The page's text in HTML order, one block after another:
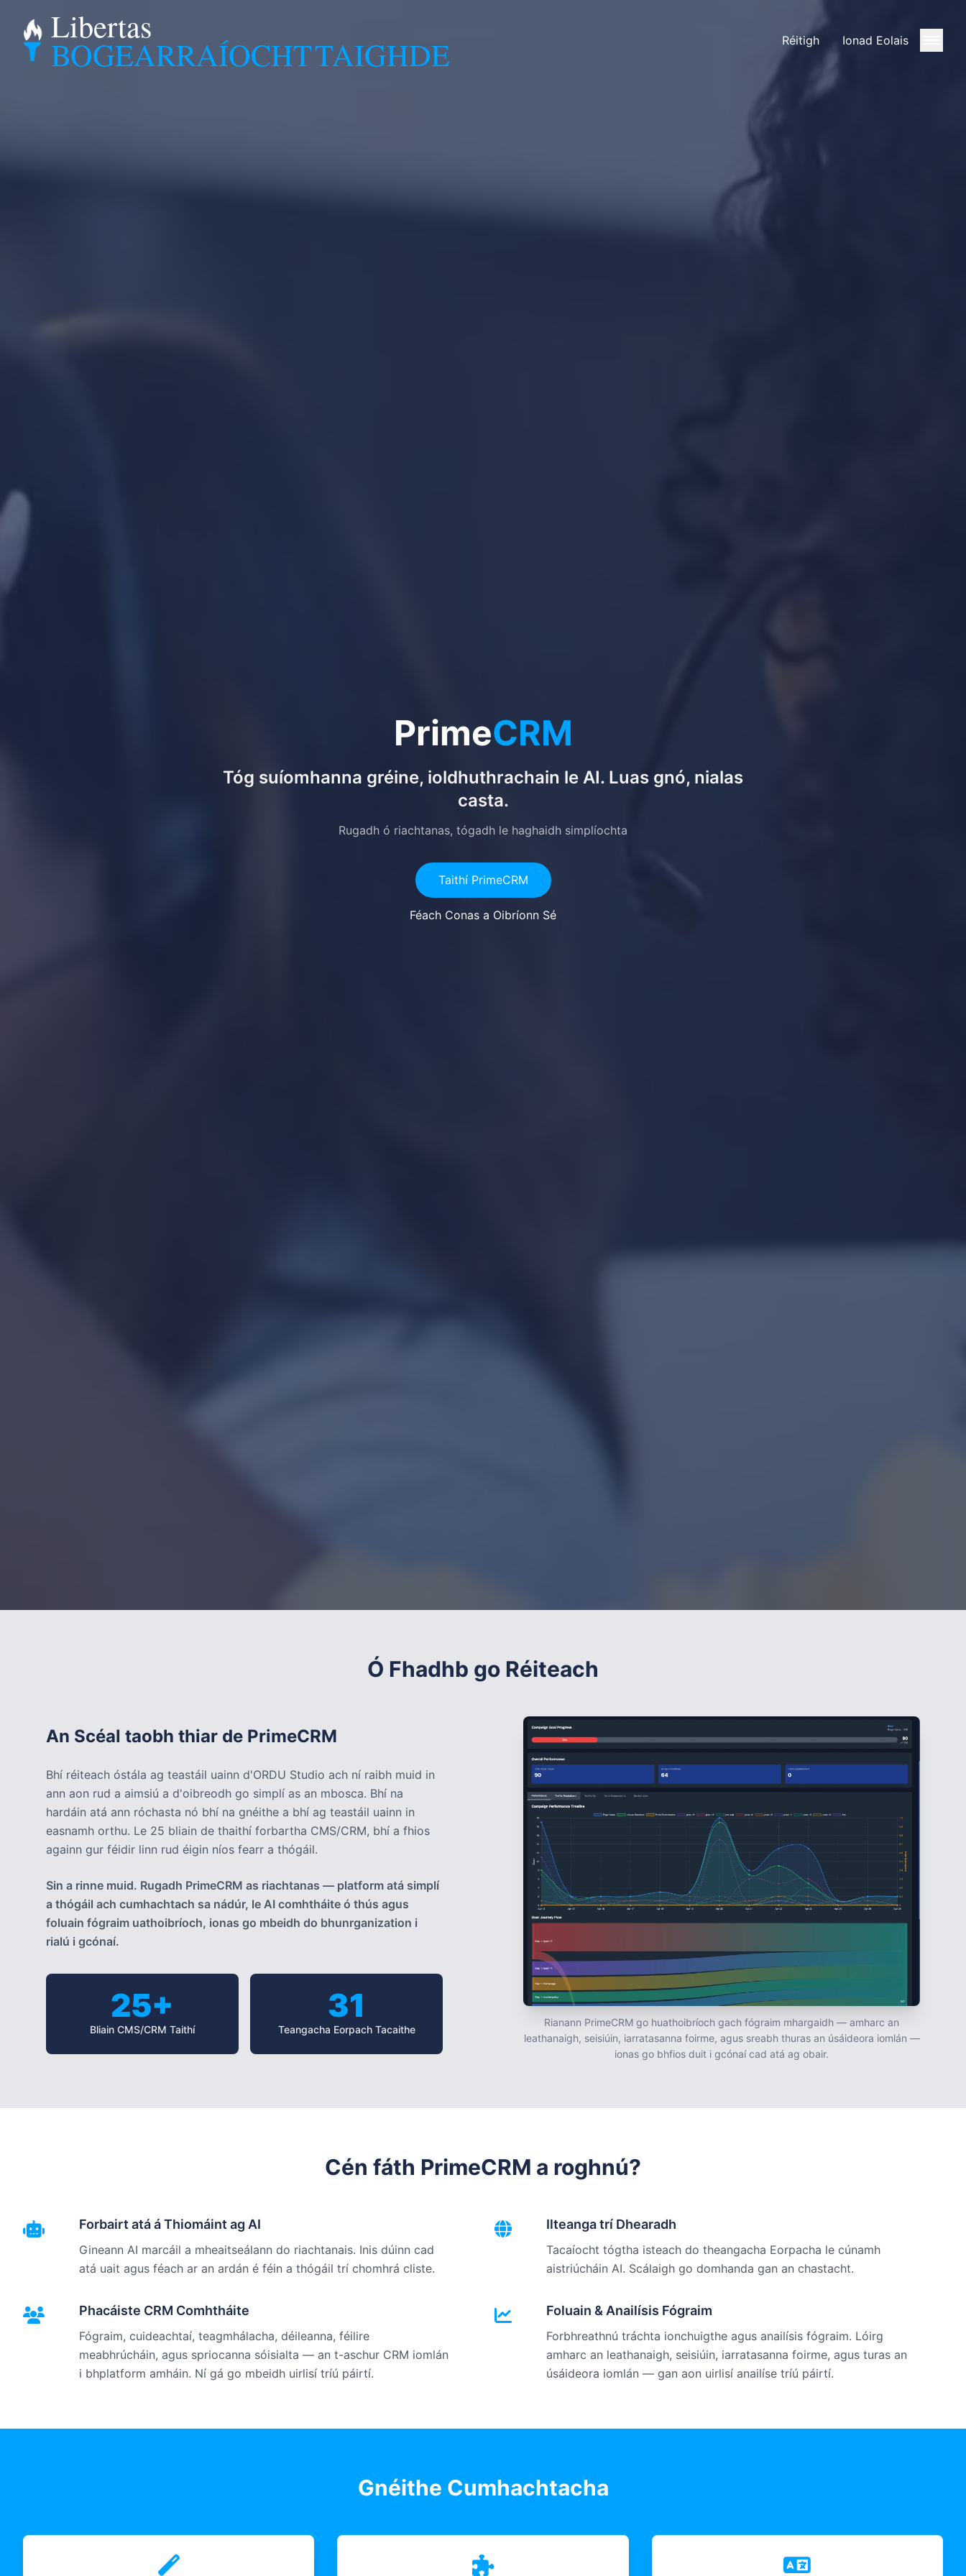
Libertas
BOGEARRAÍOCHTTAIGHDE Réitigh Ionad Eolais
PrimeCRM
Tóg suíomhanna gréine, ioldhuthrachain le AI. Luas gnó, nialas
casta.
Rugadh ó riachtanas, tógadh le haghaidh simplíochta
Taithí PrimeCRM
Féach Conas a Oibríonn Sé
Ó Fhadhb go Réiteach
An Scéal taobh thiar de PrimeCRM
Bhí réiteach óstála ag teastáil uainn d'ORDU Studio ach ní raibh muid in
ann aon rud a aimsiú a d'oibreodh go simplí as an mbosca. Bhí na
hardáin atá ann róchasta nó bhí na gnéithe a bhí ag teastáil uainn in
easnamh orthu. Le 25 bliain de thaithí forbartha CMS/CRM, bhí a fhios
againn gur féidir linn rud éigin níos fearr a thógáil.
Sin a rinne muid. Rugadh PrimeCRM as riachtanas — platform atá simplí
a thógáil ach cumhachtach sa nádúr, le AI comhtháite ó thús agus
foluain fógraim uathoibríoch, ionas go mbeidh do bhunrganization i
rialú i gcónaí.
25+
Bliain CMS/CRM Taithí
31
Teangacha Eorpach Tacaithe
Rianann PrimeCRM go huathoibríoch gach fógraim mhargaidh — amharc an
leathanaigh, seisiúin, iarratasanna foirme, agus sreabh thuras an úsáideora iomlán —
ionas go bhfios duit i gcónaí cad atá ag obair.
Cén fáth PrimeCRM a roghnú?
Forbairt atá á Thiomáint ag AI
Gineann AI marcáil a mheaitseálann do riachtanais. Inis dúinn cad
atá uait agus féach ar an ardán é féin a thógáil trí chomhrá cliste.
Ilteanga trí Dhearadh
Tacaíocht tógtha isteach do theangacha Eorpacha le cúnamh
aistriúcháin AI. Scálaigh go domhanda gan an chastacht.
Phacáiste CRM Comhtháite
Fógraim, cuideachtaí, teagmhálacha, déileanna, féilire
meabhrúcháin, agus spriocanna sóisialta — an t-aschur CRM iomlán
i bhplatform amháin. Ní gá go mbeidh uirlisí tríú páirtí.
Foluain & Anailísis Fógraim
Forbhreathnú tráchta ionchuigthe agus anailísis fógraim. Lóirg
amharc an leathanaigh, seisiúin, iarratasanna foirme, agus turas an
úsáideora iomlán — gan aon uirlisí anailíse tríú páirtí.
Gnéithe Cumhachtacha